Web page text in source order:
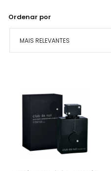
MASCULINO
BRAND COLLECTION
ÁRABE COLLECTION
BODY SPLASH
HIDRATANTES
BOLSAS
OLHOS
ROSTO
BOCA
OLHOS
MELU
BOCA
MACRILAN
FEM-SAÚDE MULHER
HOMO – VIGOR
TECNOLOGIA MICELIZAÇÃO
DETOX ESSENCE
MAIS VITALIDADE
SONO TRANQUILO
CORAÇÃO SADIO
METABOLISMO
FORÇA CORPORAL
FOCO MENTAL
Ordenar por
MAIS RELEVANTES
MAIOR PREÇO